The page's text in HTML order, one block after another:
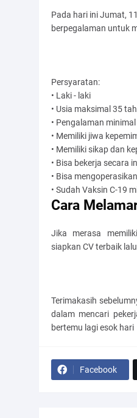
Pada hari ini Jumat,
berpegalaman untuk
Persyaratan:
• Laki - laki
• Usia maksimal 35
• Pengalaman
• Memiliki jiwa
• Memiliki sikap dan
• Bisa bekerja secara
• Bisa
• Sudah Vaksin C-19
Cara
Jika merasa
siapkan CV terbaik
Terimakasih
dalam mencari
bertemu lagi esok hari
Facebook